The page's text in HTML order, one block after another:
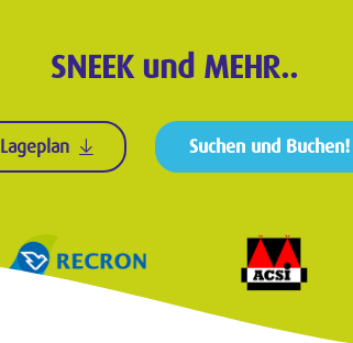
SNEEK und MEHR..
Lageplan Suchen und Buchen!